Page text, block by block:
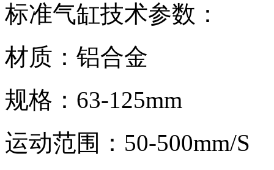
标准气缸技术参数：
材质：铝合金
规格：63-125mm
运动范围：50-500mm/S